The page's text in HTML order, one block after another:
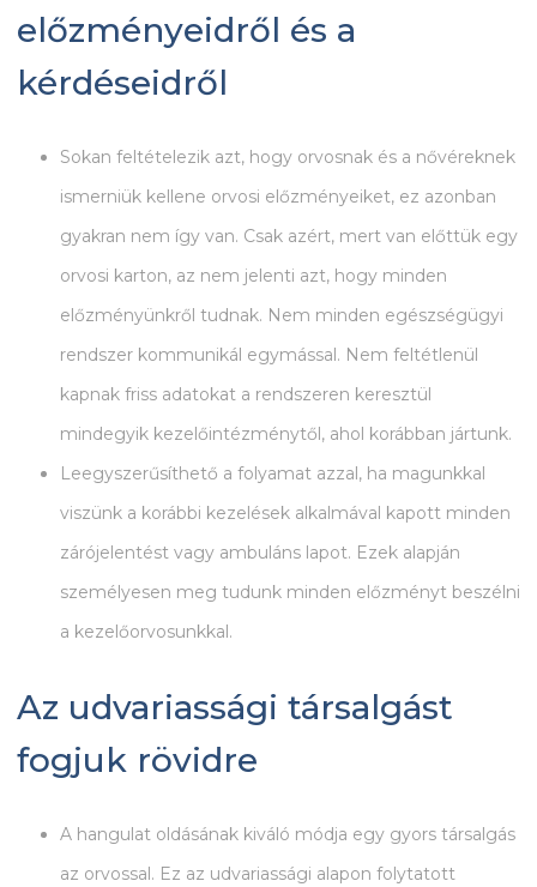
előzményeidről és a
kérdéseidről
Sokan feltételezik azt, hogy orvosnak és a nővéreknek
ismerniük kellene orvosi előzményeiket, ez azonban
gyakran nem így van. Csak azért, mert van előttük egy
orvosi karton, az nem jelenti azt, hogy minden
előzményünkről tudnak. Nem minden egészségügyi
rendszer kommunikál egymással. Nem feltétlenül
kapnak friss adatokat a rendszeren keresztül
mindegyik kezelőintézménytől, ahol korábban jártunk.
Leegyszerűsíthető a folyamat azzal, ha magunkkal
viszünk a korábbi kezelések alkalmával kapott minden
zárójelentést vagy ambuláns lapot. Ezek alapján
személyesen meg tudunk minden előzményt beszélni
a kezelőorvosunkkal.
Az udvariassági társalgást
fogjuk rövidre
A hangulat oldásának kiváló módja egy gyors társalgás
az orvossal. Ez az udvariassági alapon folytatott